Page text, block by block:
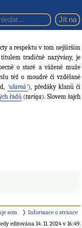
a respektu v tom nejširším
tradičně nazývány, je
o staré a vážené muže
též o moudré či vzdělané
ʻulamáʼ), předáky klanů či
řádů (taríqa). Slovem šajch
sem
Informace o stránce
editována 14. 11. 2024 v 16:49.